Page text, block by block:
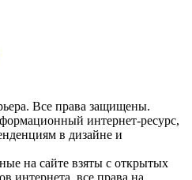
Все права защищены.
интернет-ресурс,
в дизайне и
на сайте взяты с открытых
интернета, все права на